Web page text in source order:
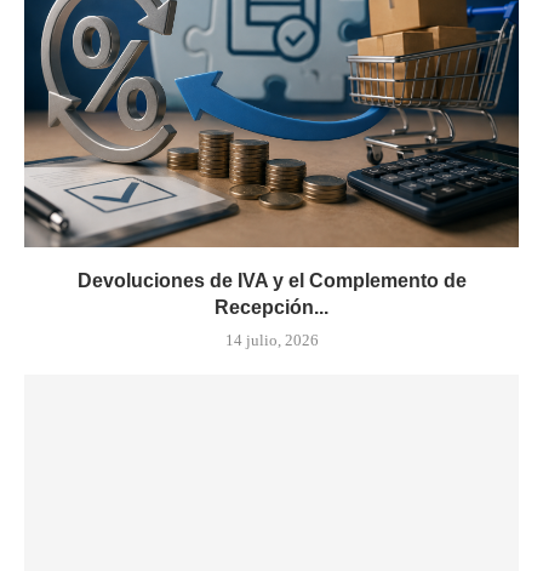
Devoluciones de IVA y el Complemento de
Recepción...
14 julio, 2026